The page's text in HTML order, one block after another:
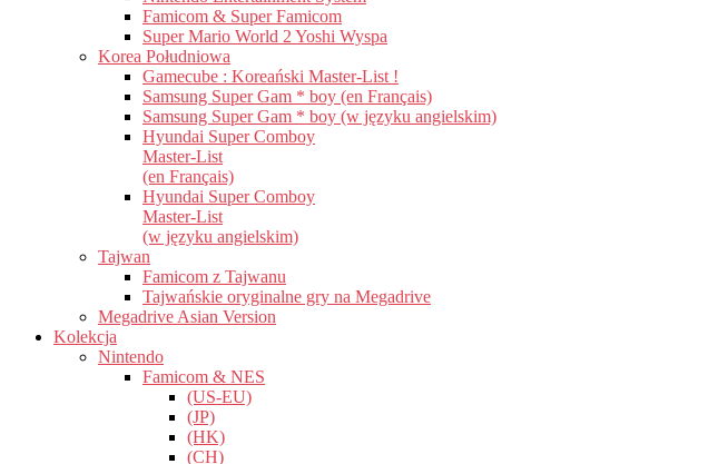
Famicom & Super Famicom
Super Mario World 2 Yoshi Wyspa
Korea Południowa
Gamecube : Koreański Master-List !
Samsung Super Gam * boy (en Français)
Samsung Super Gam * boy (w języku angielskim)
Hyundai Super Comboy
Master-List
(en Français)
Hyundai Super Comboy
Master-List
(w języku angielskim)
Tajwan
Famicom z Tajwanu
Tajwańskie oryginalne gry na Megadrive
Megadrive Asian Version
Kolekcja
Nintendo
Famicom & NES
(US-EU)
(JP)
(HK)
(CH)